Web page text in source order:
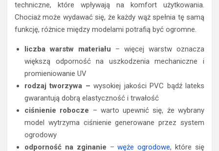
techniczne, które wpływają na komfort użytkowania.
Chociaż może wydawać się, że każdy wąż spełnia tę samą
funkcję, różnice między modelami potrafią być ogromne.
liczba warstw materiału – więcej warstw oznacza
większą odporność na uszkodzenia mechaniczne i
promieniowanie UV
rodzaj tworzywa – wysokiej jakości PVC bądź lateks
gwarantują dobrą elastyczność i trwałość
ciśnienie robocze – warto upewnić się, że wybrany
model wytrzyma ciśnienie generowane przez system
ogrodowy
odporność na zginanie –węże ogrodowe, które się